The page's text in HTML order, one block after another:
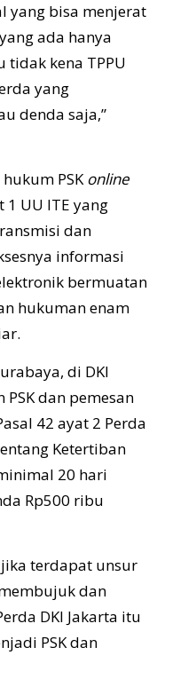
yang bisa menjerat
ada hanya
tidak kena TPPU
yang
denda saja,”
PSK online
UU ITE yang
dan
informasi
bermuatan
hukuman enam
di DKI
dan pemesan
42 ayat 2 Perda
Ketertiban
20 hari
Rp500 ribu
terdapat unsur
dan
DKI Jakarta itu
PSK dan